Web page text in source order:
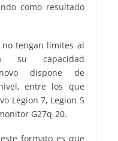
como resultado
tengan límites al
capacidad
dispone de
entre los que
Legion 7, Legion 5
G27q-20.
formato es que